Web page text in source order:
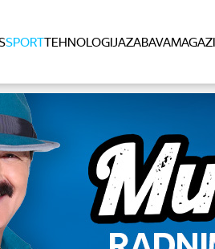
SPORTTEHNOLOGIJAZABAVA